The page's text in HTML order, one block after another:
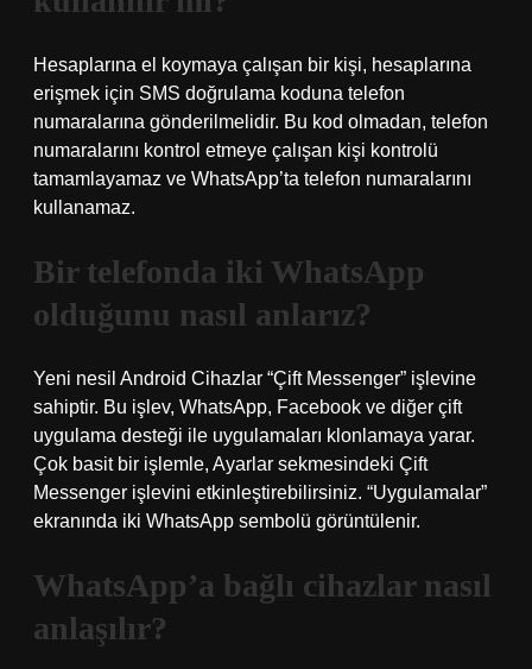
Hesaplarına el koymaya çalışan bir kişi, hesaplarına
erişmek için SMS doğrulama koduna telefon
numaralarına gönderilmelidir. Bu kod olmadan, telefon
numaralarını kontrol etmeye çalışan kişi kontrolü
tamamlayamaz ve WhatsApp’ta telefon numaralarını
kullanamaz.
Bir telefonda iki WhatsApp
olduğunu nasıl anlarız?
Yeni nesil Android Cihazlar “Çift Messenger” işlevine
sahiptir. Bu işlev, WhatsApp, Facebook ve diğer çift
uygulama desteği ile uygulamaları klonlamaya yarar.
Çok basit bir işlemle, Ayarlar sekmesindeki Çift
Messenger işlevini etkinleştirebilirsiniz. “Uygulamalar”
ekranında iki WhatsApp sembolü görüntülenir.
WhatsApp’a bağlı cihazlar nasıl
anlaşılır?